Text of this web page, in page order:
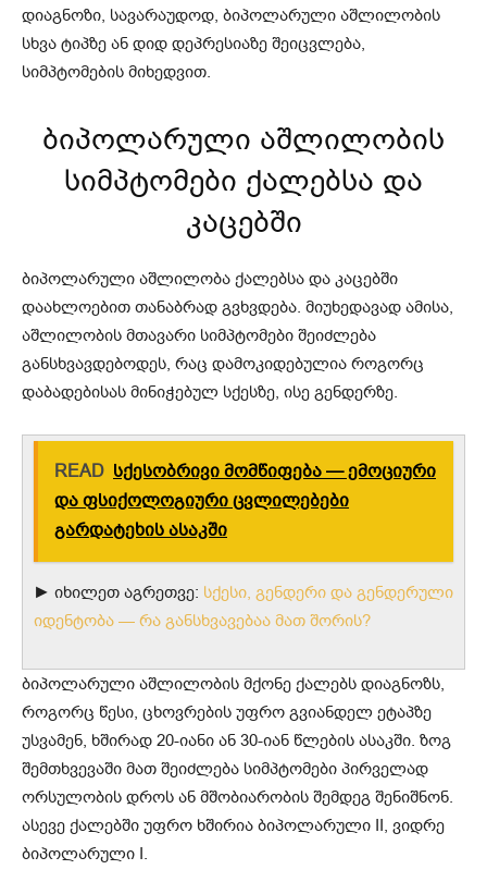
დიაგნოზი, სავარაუდოდ, ბიპოლარული აშლილობის
სხვა ტიპზე ან დიდ დეპრესიაზე შეიცვლება,
სიმპტომების მიხედვით.
ბიპოლარული აშლილობის
სიმპტომები ქალებსა და
კაცებში
ბიპოლარული აშლილობა ქალებსა და კაცებში
დაახლოებით თანაბრად გვხვდება. მიუხედავად ამისა,
აშლილობის მთავარი სიმპტომები შეიძლება
განსხვავდებოდეს, რაც დამოკიდებულია როგორც
დაბადებისას მინიჭებულ სქესზე, ისე გენდერზე.
READ სქესობრივი მომწიფება — ემოციური
და ფსიქოლოგიური ცვლილებები
გარდატეხის ასაკში
► იხილეთ აგრეთვე: სქესი, გენდერი და გენდერული
იდენტობა — რა განსხვავებაა მათ შორის?
ბიპოლარული აშლილობის მქონე ქალებს დიაგნოზს,
როგორც წესი, ცხოვრების უფრო გვიანდელ ეტაპზე
უსვამენ, ხშირად 20-იანი ან 30-იან წლების ასაკში. ზოგ
შემთხვევაში მათ შეიძლება სიმპტომები პირველად
ორსულობის დროს ან მშობიარობის შემდეგ შენიშნონ.
ასევე ქალებში უფრო ხშირია ბიპოლარული II, ვიდრე
ბიპოლარული I.